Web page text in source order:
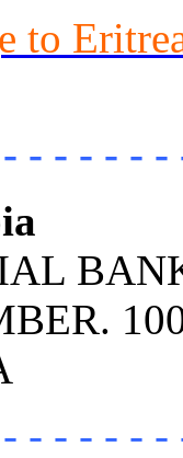
to
- - - - - -
- - - - - -